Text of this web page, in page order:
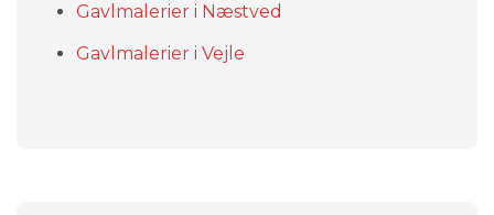
Gavlmalerier i Næstved
Gavlmalerier i Vejle